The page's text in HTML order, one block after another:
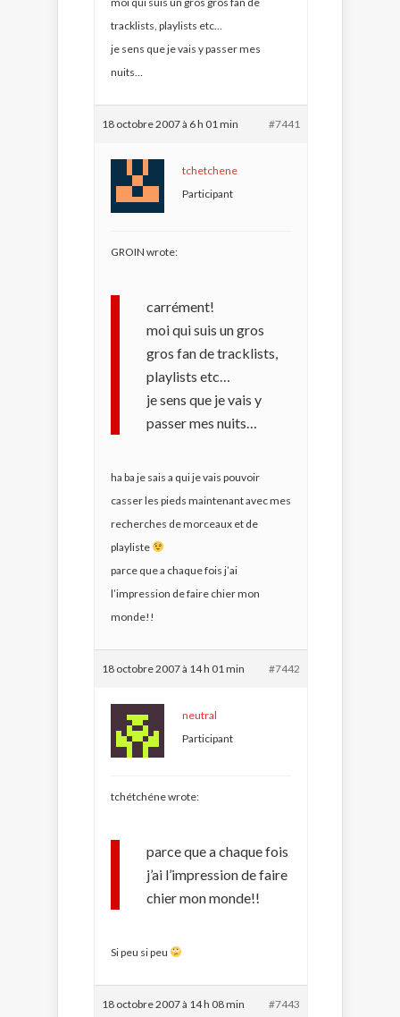
tracklists, playlists etc…
je sens que je vais y passer mes
nuits…
18 octobre 2007 à 6 h 01 min #7441
tchetchene
Participant
GROIN wrote:
carrément!
moi qui suis un gros
gros fan de tracklists,
playlists etc…
je sens que je vais y
passer mes nuits…
ha ba je sais a qui je vais pouvoir
casser les pieds maintenant avec mes
recherches de morceaux et de
playliste
parce que a chaque fois j’ai
l’impression de faire chier mon
monde!!
18 octobre 2007 à 14 h 01 min #7442
neutral
Participant
tchétchéne wrote:
parce que a chaque fois
j’ai l’impression de faire
chier mon monde!!
Si peu si peu
18 octobre 2007 à 14 h 08 min #7443